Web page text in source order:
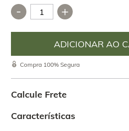
Características
- +
Compra 100% Segura
Calcule Frete